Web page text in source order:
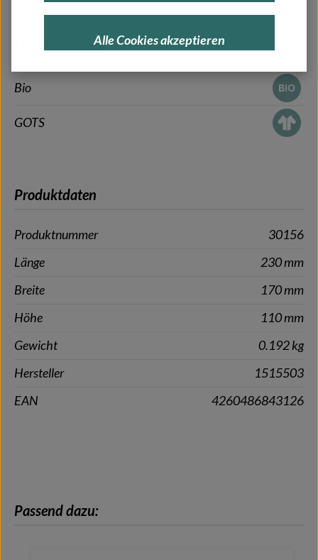
Qualitätssiegel
Bio
GOTS
Produktdaten
Produktnummer
30156
Länge
230 mm
Breite
170 mm
Höhe
110 mm
Gewicht
0.192 kg
Hersteller
1515503
EAN
4260486843126
Produktgalerie überspringen
Passend dazu:
Alle Cookies akzeptieren